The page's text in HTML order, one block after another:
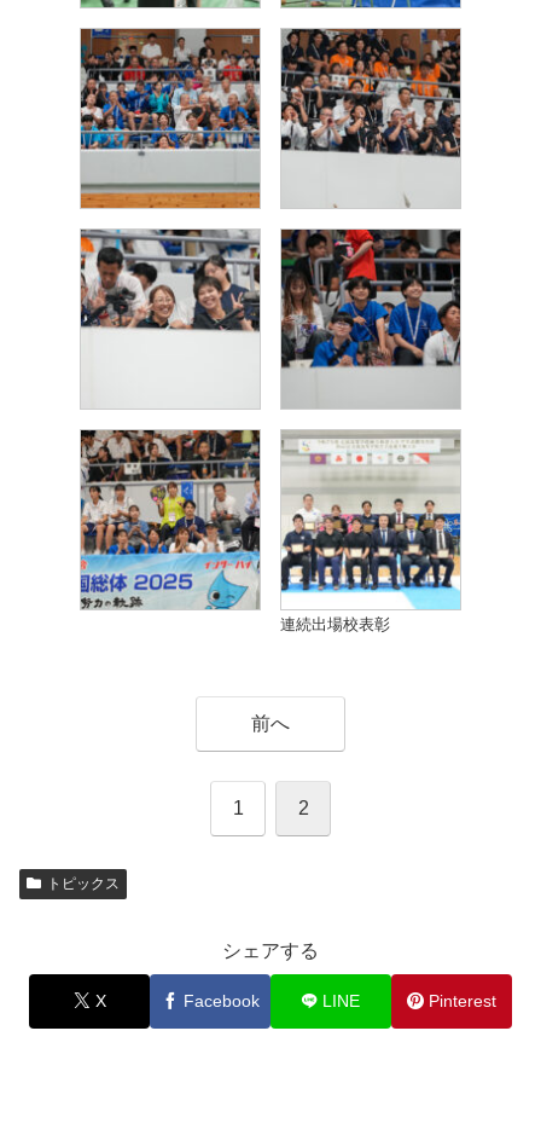
連続出場校表彰
前へ
1 2
トピックス
シェアする
X Facebook LINE Pinterest